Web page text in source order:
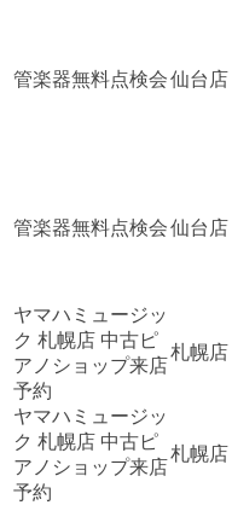
管楽器無料点検会仙台店
管楽器無料点検会仙台店
ヤマハミュージッ
ク 札幌店 中古ピ
アノショップ来店
予約
札幌店
ヤマハミュージッ
ク 札幌店 中古ピ
アノショップ来店
予約
札幌店